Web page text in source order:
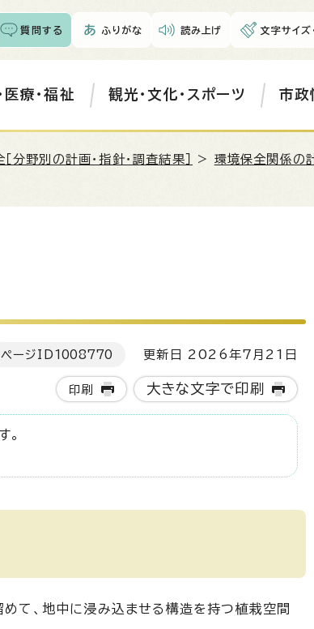
質問する ふりがな 読み上げ 文字サイズ
医療・福祉 観光・文化・スポーツ 市政
分野別の計画・指針・調査結果］ > 環境保全関係の
ページID 1008770 更新日 2026年7月21日
印刷 大きな文字で印刷
。
て、地中に浸み込ませる構造を持つ植栽空間